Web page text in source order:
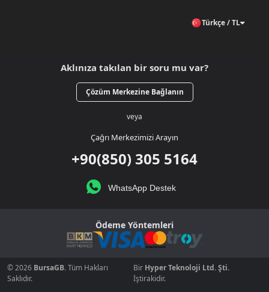
Türkçe / TL
Aklınıza takılan bir soru mu var?
Çözüm Merkezine Bağlanın
veya
Çağrı Merkezimizi Arayın
+90(850) 305 5164
WhatsApp Destek
Ödeme Yöntemleri
© 2026 BursaGB. Tüm Hakları
Saklıdır.
Bir Hyper Teknoloji Ltd. Şti.
İştirakidir.